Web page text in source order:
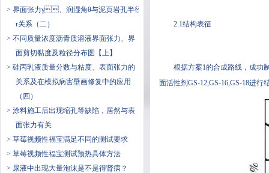
> 界面张力γ、润湿角θ与泥页岩孔半径
r关系（二）
> 不同质量浓度沥青质溶液界面张力、界
面剪切黏度及粒径分布图【上】
> 硅丙乳液质量分数与粘度、表面张力的
关系及在模拟病害壁画修复中的应用
（四）
> ​涂料施工后出现缩孔等缺陷，居然与表
面张力有关
> 草莓视频性福宝满足不同的测试要求
> 草莓视频性福宝测试预热具体方法
> 尿液中出现大量泡沫是不是得肾病？
2.1结构表征
根据方案1的合成路线，成
面活性剂GS-12,GS-16,GS-18进行结构